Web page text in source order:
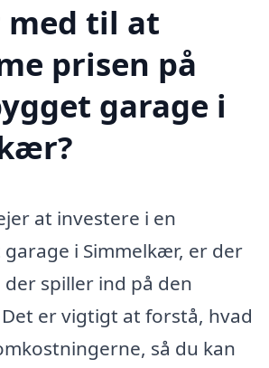
med til at
prisen på
garage i
at investere i en
i Simmelkær, er der
spiller ind på den
er vigtigt at forstå, hvad
så du kan